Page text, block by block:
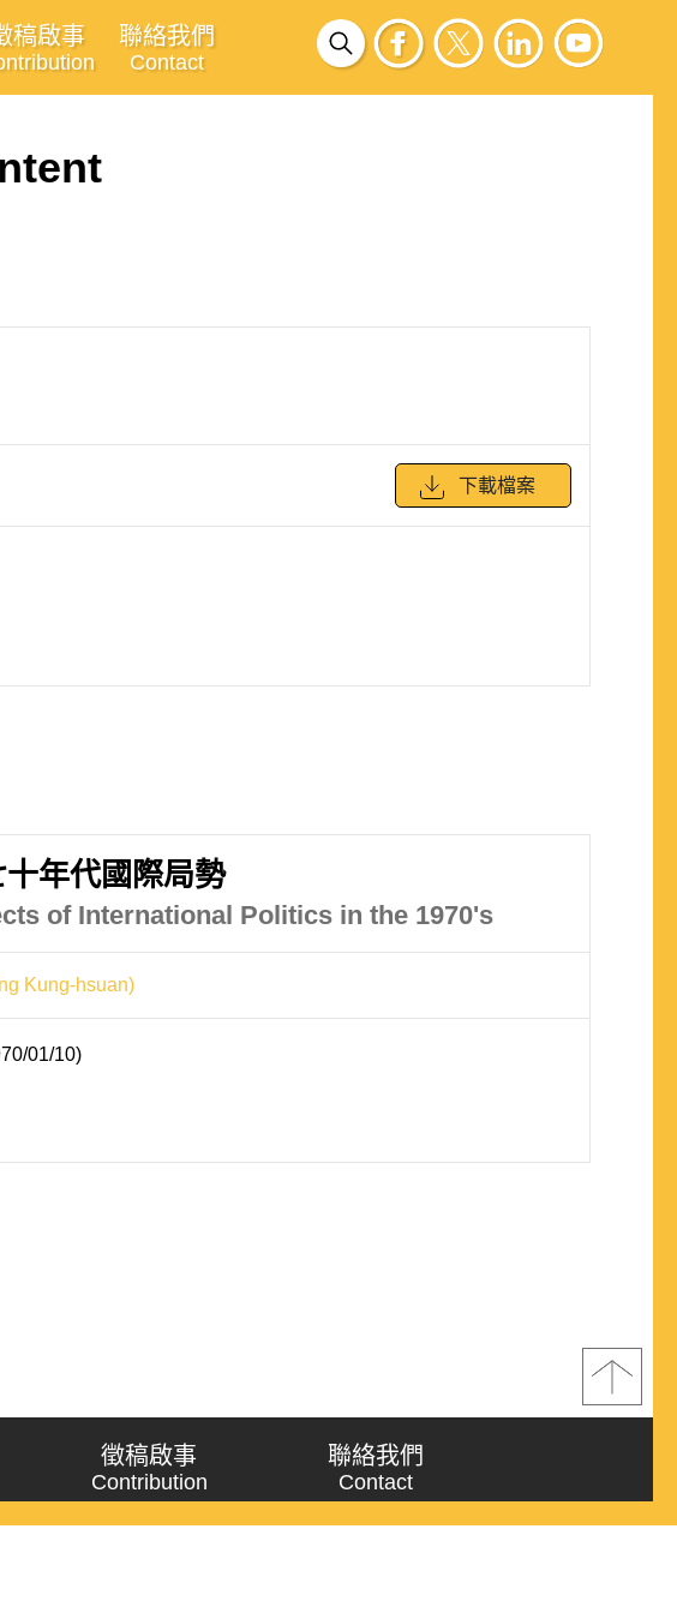
稿啟事 聯絡我們
Contact
下載檔案
年代國際局勢
of International Politics in the 1970's
Kung-hsuan)
01/10)
徵稿啟事
Contribution
聯絡我們
Contact